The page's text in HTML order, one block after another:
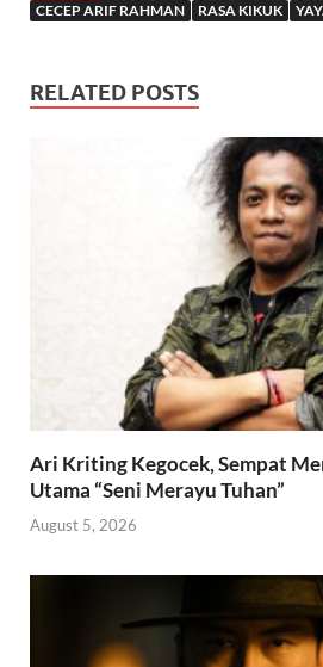
CECEP ARIF RAHMAN
RASA KIKUK
RELATED POSTS
Ari Kriting Kegocek, Sempat
Utama “Seni Merayu Tuhan”
August 5, 2026